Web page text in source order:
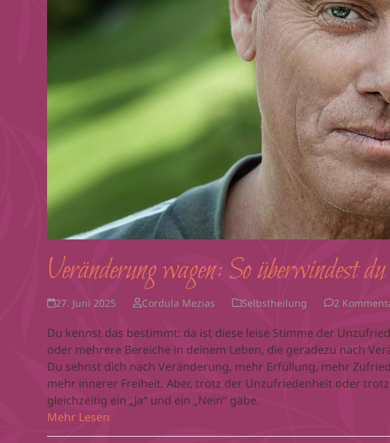
Veränderung wagen: So überwindest
27. Juni 2025 Cordula Mezias Selbstheilung 2
Du kennst das bestimmt: da ist diese leise Stimme der
oder mehrere Bereiche in deinem Leben, die geradezu nach
Du sehnst dich nach Veränderung, mehr Erfüllung, mehr
mehr innerer Freiheit. Aber, trotz der Unzufriedenheit oder
gleichzeitig ein „Ja“ und ein „Nein“ gäbe.
Mehr Lesen